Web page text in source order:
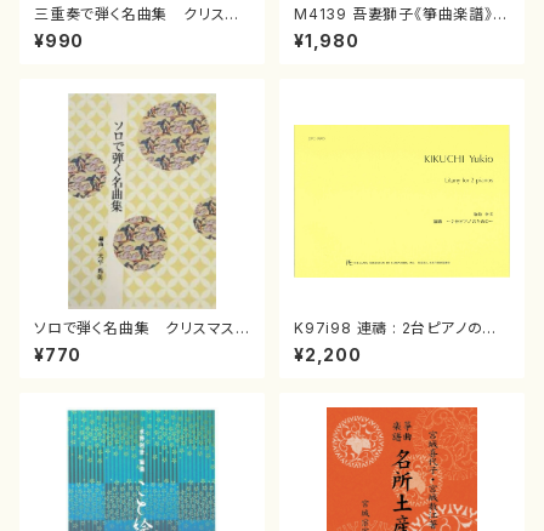
三重奏で弾く名曲集 クリスマ
スメドレー( 箏2/大平光美 編
曲/楽譜）
¥990
M4139 吾妻獅子《箏曲楽譜》
（箏/宮城道雄著・宮城宗家監修/
箏曲古典楽譜）
¥1,980
ソロで弾く名曲集 クリスマス・
イブ／恋人がサンタクロース(
箏独奏 /大平光美 編曲/楽
¥770
K97i98 連禱 : 2台ピアノのた
めの（2 Pianos / 菊池 幸夫 /
楽譜）
¥2,200